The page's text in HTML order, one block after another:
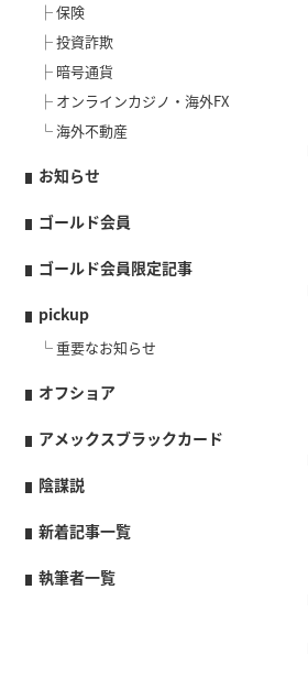
保険
投資詐欺
暗号通貨
オンラインカジノ・海外FX
海外不動産
お知らせ
ゴールド会員
ゴールド会員限定記事
pickup
重要なお知らせ
オフショア
アメックスブラックカード
陰謀説
新着記事一覧
執筆者一覧